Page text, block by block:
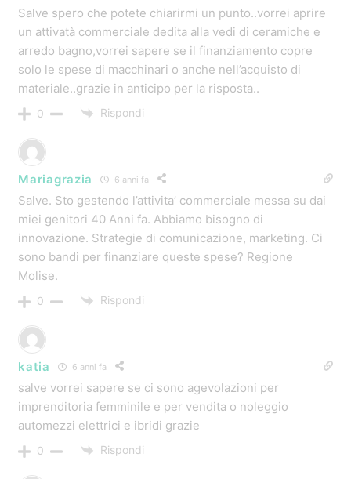
Salve spero che potete chiarirmi un punto..vorrei aprire
un attivatà commerciale dedita alla vedi di ceramiche e
arredo bagno,vorrei sapere se il finanziamento copre
solo le spese di macchinari o anche nell’acquisto di
materiale..grazie in anticipo per la risposta..
0 Rispondi
Mariagrazia 6 anni fa
Salve. Sto gestendo l’attivita’ commerciale messa su dai
miei genitori 40 Anni fa. Abbiamo bisogno di
innovazione. Strategie di comunicazione, marketing. Ci
sono bandi per finanziare queste spese? Regione
Molise.
0 Rispondi
katia 6 anni fa
salve vorrei sapere se ci sono agevolazioni per
imprenditoria femminile e per vendita o noleggio
automezzi elettrici e ibridi grazie
0 Rispondi